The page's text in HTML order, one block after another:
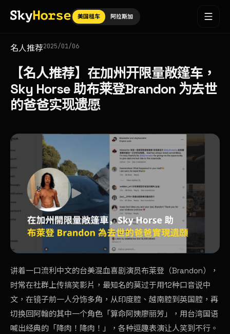
美国租车 阿拉斯加
名人推荐2025/01/06
【名人推荐】在加州开限量敞篷车，
Sky Horse 助布莱登Brandon 为去世
的爸爸实现遗愿
讲着一口流利中文的台美混血喜剧演员布莱登（Brandon），
时常在社群上传搞笑影片，最知名的莫过于用12种口音说中
文，在镜子前一人分饰多角，从印度腔、越南腔到英国腔，再
切换回阿翰的其中一个角色「算命阿姨廖丽芳」，用台湾国语
喊出经典的「降肉！降肉！」，各种逗趣表演让人笑到不行。